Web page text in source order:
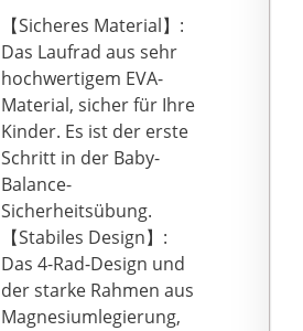
Carbonstahl-Material
auch für einen
großartigen Halt. Und
der bequeme Sitz hält
einem Gewicht von bis
zu 25 kg stand.
【Leise EVA-Räder für
den breiten Einsatz】
Unser Laufrad ist mit 4
Premium-EVA-Rädern
ausgestattet und sorgt
für reibungsloses
oder draußen fahren.
[Sicheres Design] Kein
Pedal und voll
verbreitertes
geschlossenes Rad, um
das Einklemmen von
Babys Füßen zu
vermeiden. 135 °
Drehgrenze und
Schwerkraftlenkung,
ohne den Boden zu
verlassen, um zu
【Sicheres Material】:
Das Laufrad aus sehr
hochwertigem EVA-
Material, sicher für Ihre
Kinder. Es ist der erste
Schritt in der Baby-
Balance-
Sicherheitsübung.
【Stabiles Design】:
Das 4-Rad-Design und
der starke Rahmen aus
Magnesiumlegierung,